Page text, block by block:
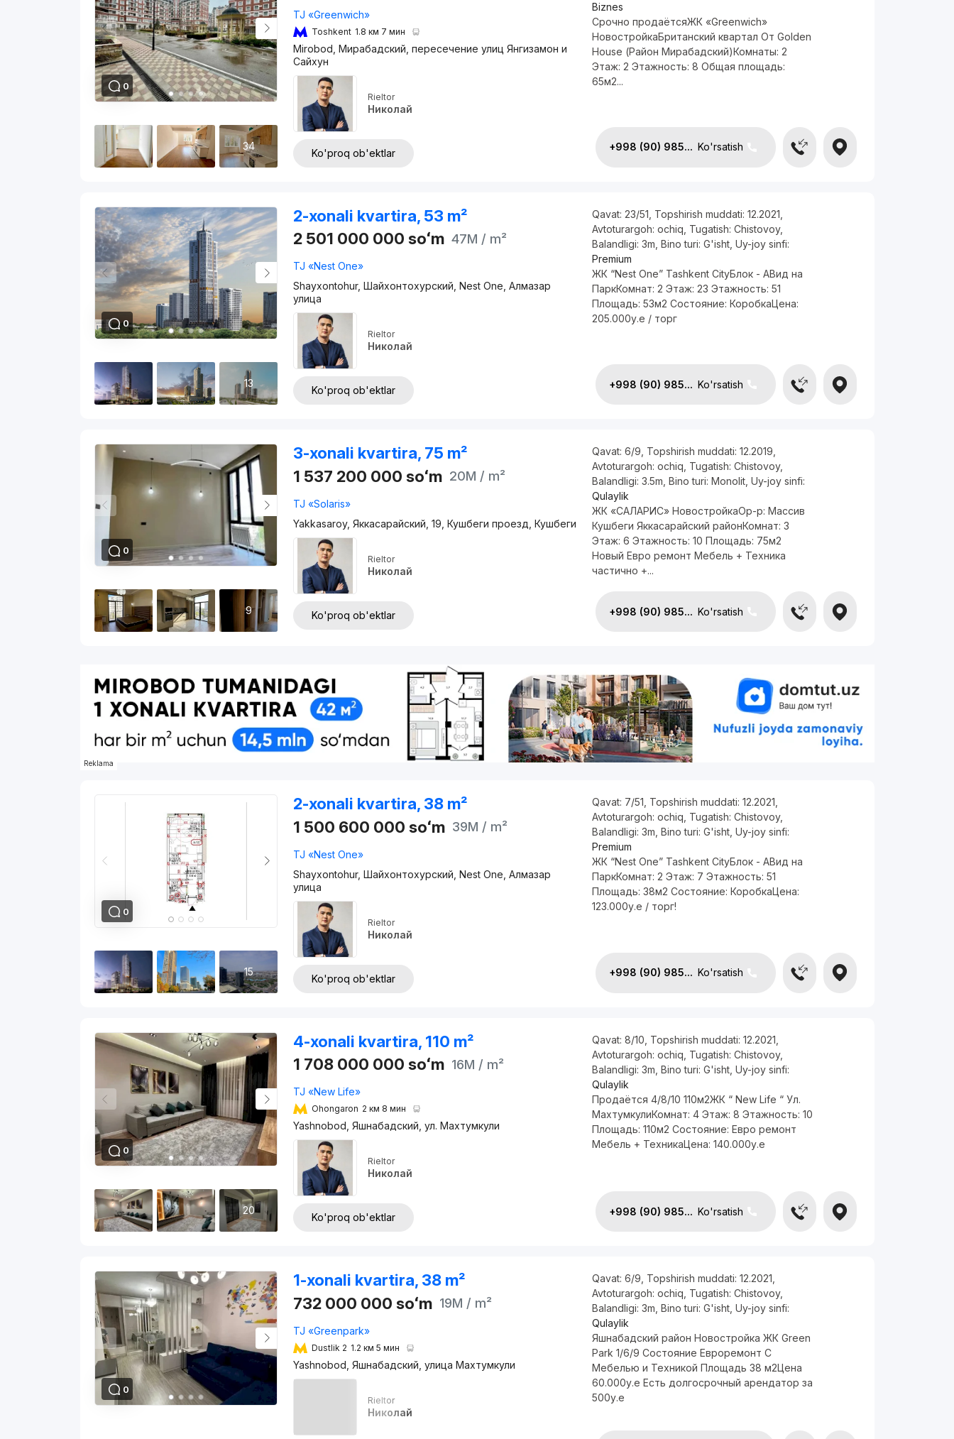
0
34
TJ «Greenwich»
Toshkent 1.8 км 7 мин
Mirobod, Мирабадский, пересечение улиц Янгизамон и
Сайхун
Rieltor
Николай
Ko'proq ob'ektlar
Biznes
Срочно продаётсяЖК «Greenwich»
НовостройкаБританский квартал От Golden
House (Район Мирабадский)Комнаты: 2
Этаж: 2 Этажность: 8 Общая площадь:
65м2...
+998 (90) 985... Ko'rsatish
0
13
2-xonali kvartira, 53 m²
2 501 000 000 soʻm 47M / m²
TJ «Nest One»
Shayxontohur, Шайхонтохурский, Nest One, Алмазар
улица
Rieltor
Николай
Ko'proq ob'ektlar
Qavat: 23/51 Topshirish muddati: 12.2021
Avtoturargoh: ochiq Tugatish: Chistovoy,
Balandligi: 3m Bino turi: G'isht, Uy-joy sinfi:
Premium
ЖК “Nest One” Tashkent CityБлок - AВид на
ПаркКомнат: 2 Этаж: 23 Этажность: 51
Площадь: 53м2 Состояние: КоробкаЦена:
205.000у.е / торг
+998 (90) 985... Ko'rsatish
0
9
3-xonali kvartira, 75 m²
1 537 200 000 soʻm 20M / m²
TJ «Solaris»
Yakkasaroy, Яккасарайский, 19, Кушбеги проезд, Кушбеги
Rieltor
Николай
Ko'proq ob'ektlar
Qavat: 6/9 Topshirish muddati: 12.2019
Avtoturargoh: ochiq Tugatish: Chistovoy,
Balandligi: 3.5m Bino turi: Monolit, Uy-joy sinfi:
Qulaylik
ЖК «САЛАРИС» НовостройкаОр-р: Массив
Кушбеги Яккасарайский районКомнат: 3
Этаж: 6 Этажность: 10 Площадь: 75м2
Новый Евро ремонт Мебель + Техника
частично +...
+998 (90) 985... Ko'rsatish
Reklama
0
15
2-xonali kvartira, 38 m²
1 500 600 000 soʻm 39M / m²
TJ «Nest One»
Shayxontohur, Шайхонтохурский, Nest One, Алмазар
улица
Rieltor
Николай
Ko'proq ob'ektlar
Qavat: 7/51 Topshirish muddati: 12.2021
Avtoturargoh: ochiq Tugatish: Chistovoy,
Balandligi: 3m Bino turi: G'isht, Uy-joy sinfi:
Premium
ЖК “Nest One” Tashkent CityБлок - AВид на
ПаркКомнат: 2 Этаж: 7 Этажность: 51
Площадь: 38м2 Состояние: КоробкаЦена:
123.000у.е / торг!
+998 (90) 985... Ko'rsatish
0
20
4-xonali kvartira, 110 m²
1 708 000 000 soʻm 16M / m²
TJ «New Life»
Ohongaron 2 км 8 мин
Yashnobod, Яшнабадский, ул. Махтумкули
Rieltor
Николай
Ko'proq ob'ektlar
Qavat: 8/10 Topshirish muddati: 12.2021
Avtoturargoh: ochiq Tugatish: Chistovoy,
Balandligi: 3m Bino turi: G'isht, Uy-joy sinfi:
Qulaylik
Продаётся 4/8/10 110м2ЖК “ New Life “ Ул.
МахтумкулиКомнат: 4 Этаж: 8 Этажность: 10
Площадь: 110м2 Состояние: Евро ремонт
Мебель + ТехникаЦена: 140.000у.е
+998 (90) 985... Ko'rsatish
0
1-xonali kvartira, 38 m²
732 000 000 soʻm 19M / m²
TJ «Greenpark»
Dustlik 2 1.2 км 5 мин
Yashnobod, Яшнабадский, улица Махтумкули
Rieltor
Николай
Qavat: 6/9 Topshirish muddati: 12.2021
Avtoturargoh: ochiq Tugatish: Chistovoy,
Balandligi: 3m Bino turi: G'isht, Uy-joy sinfi:
Qulaylik
Яшнабадский район Новостройка ЖК Green
Park 1/6/9 Состояние Евроремонт С
Мебелью и Техникой Площадь 38 м2Цена
60.000у.е Есть долгосрочный арендатор за
500у.е